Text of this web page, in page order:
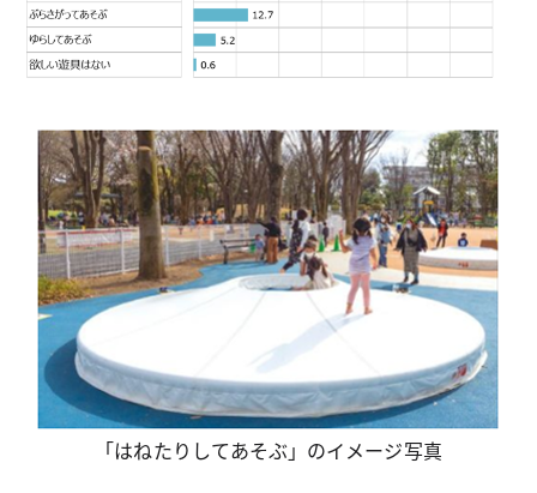
「はねたりしてあそぶ」のイメージ写真